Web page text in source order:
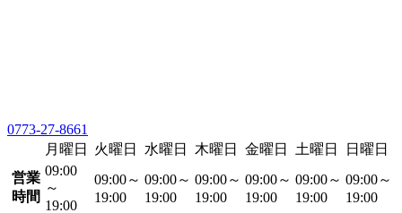
0773-27-8661
月曜日
火曜日 水曜日 木曜日 金曜日 土曜日
日曜日
営業
時間
09:00
～
19:00
09:00～
19:00
09:00～
19:00
09:00～
19:00
09:00～
19:00
09:00～
19:00
09:00～
19:00